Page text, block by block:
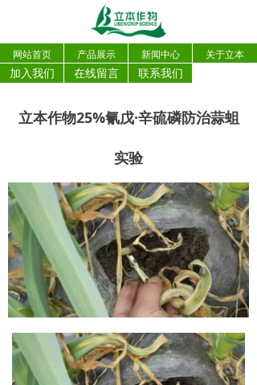
网站首页 产品展示 新闻中心 关于立本
加入我们 在线留言 联系我们
立本作物25%氰戊·辛硫磷防治蒜蛆
实验